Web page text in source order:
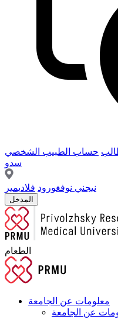
حساب الطبيب الشخصي
سدو
نيجني نوفغورود فلاديمير
المدخل
الطعام
معلومات عن الجامعة
عن الجامعة